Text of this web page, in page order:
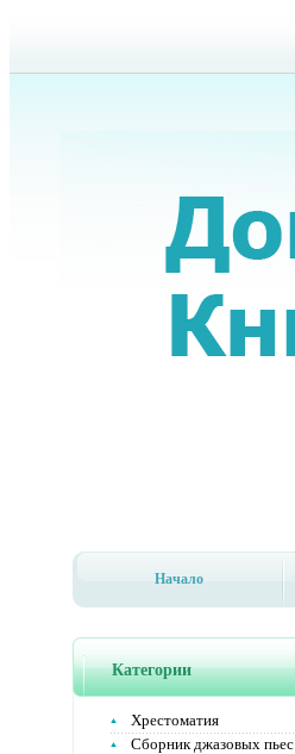
Начало
Категории
Хрестоматия
Сборник джазовых пьес